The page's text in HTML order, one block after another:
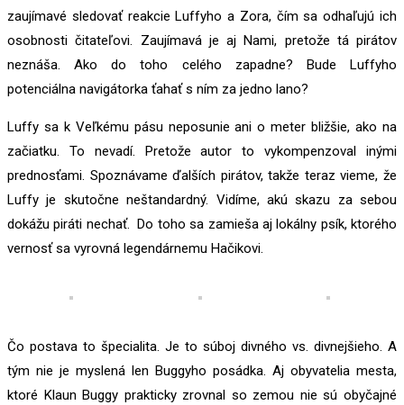
zaujímavé sledovať reakcie Luffyho a Zora, čím sa odhaľujú ich
osobnosti čitateľovi. Zaujímavá je aj Nami, pretože tá pirátov
neznáša. Ako do toho celého zapadne? Bude Luffyho
potenciálna navigátorka ťahať s ním za jedno lano?
Luffy sa k Veľkému pásu neposunie ani o meter bližšie, ako na
začiatku. To nevadí. Pretože autor to vykompenzoval inými
prednosťami. Spoznávame ďalších pirátov, takže teraz vieme, že
Luffy je skutočne neštandardný. Vidíme, akú skazu za sebou
dokážu piráti nechať. Do toho sa zamieša aj lokálny psík, ktorého
vernosť sa vyrovná legendárnemu Hačikovi.
Čo postava to špecialita. Je to súboj divného vs. divnejšieho. A
tým nie je myslená len Buggyho posádka. Aj obyvatelia mesta,
ktoré Klaun Buggy prakticky zrovnal so zemou nie sú obyčajné